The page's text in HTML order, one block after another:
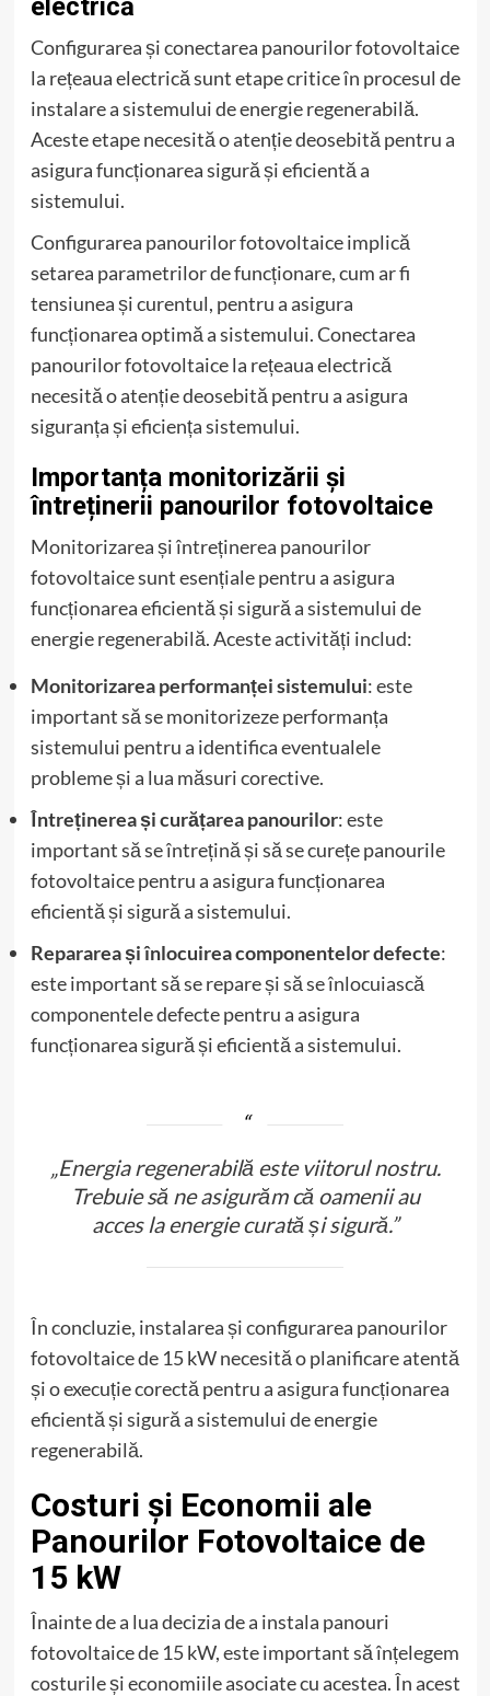
electrică
Configurarea și conectarea panourilor fotovoltaice
la rețeaua electrică sunt etape critice în procesul de
instalare a sistemului de energie regenerabilă.
Aceste etape necesită o atenție deosebită pentru a
asigura funcționarea sigură și eficientă a
sistemului.
Configurarea panourilor fotovoltaice implică
setarea parametrilor de funcționare, cum ar fi
tensiunea și curentul, pentru a asigura
funcționarea optimă a sistemului. Conectarea
panourilor fotovoltaice la rețeaua electrică
necesită o atenție deosebită pentru a asigura
siguranța și eficiența sistemului.
Importanța monitorizării și
întreținerii panourilor fotovoltaice
Monitorizarea și întreținerea panourilor
fotovoltaice sunt esențiale pentru a asigura
funcționarea eficientă și sigură a sistemului de
energie regenerabilă. Aceste activități includ:
Monitorizarea performanței sistemului: este
important să se monitorizeze performanța
sistemului pentru a identifica eventualele
probleme și a lua măsuri corective.
Întreținerea și curățarea panourilor: este
important să se întrețină și să se curețe panourile
fotovoltaice pentru a asigura funcționarea
eficientă și sigură a sistemului.
Repararea și înlocuirea componentelor defecte:
este important să se repare și să se înlocuiască
componentele defecte pentru a asigura
funcționarea sigură și eficientă a sistemului.
„Energia regenerabilă este viitorul nostru.
Trebuie să ne asigurăm că oamenii au
acces la energie curată și sigură.”
În concluzie, instalarea și configurarea panourilor
fotovoltaice de 15 kW necesită o planificare atentă
și o execuție corectă pentru a asigura funcționarea
eficientă și sigură a sistemului de energie
regenerabilă.
Costuri și Economii ale
Panourilor Fotovoltaice de
15 kW
Înainte de a lua decizia de a instala panouri
fotovoltaice de 15 kW, este important să înțelegem
costurile și economiile asociate cu acestea. În acest